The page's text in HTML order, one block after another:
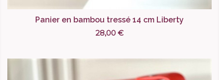
Panier en bambou tressé 14 cm Liberty
28,00 €